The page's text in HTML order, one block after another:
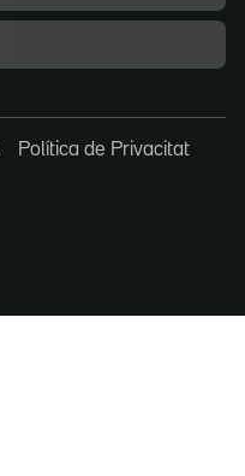
Política de Privacitat